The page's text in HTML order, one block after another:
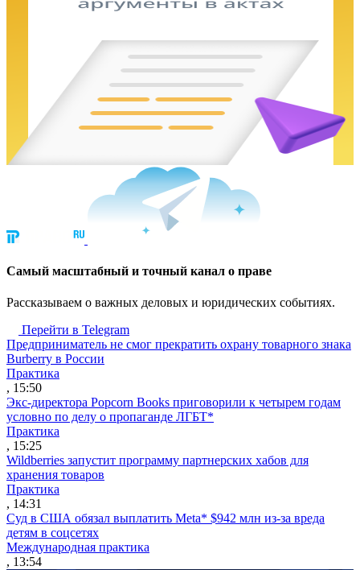
Cамый масштабный и точный канал о праве
Рассказываем о важных деловых и юридических событиях.
Перейти в Telegram
Предприниматель не смог прекратить охрану товарного знака
Burberry в России
Практика
, 15:50
Экс-директора Popcorn Books приговорили к четырем годам
условно по делу о пропаганде ЛГБТ*
Практика
, 15:25
Wildberries запустит программу партнерских хабов для
хранения товаров
Практика
, 14:31
Суд в США обязал выплатить Meta* $942 млн из-за вреда
детям в соцсетях
Международная практика
, 13:54